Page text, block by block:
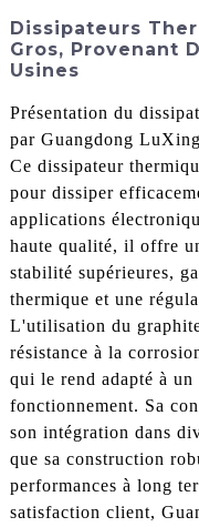
Dissipateurs
Gros, Provenant
Usines
Présentation du
par Guangdong
Ce dissipateur
pour dissiper
applications
haute qualité, il offre
stabilité supérieures,
thermique et une
L'utilisation du
résistance à la
qui le rend adapté à
fonctionnement. Sa
son intégration dans
que sa construction
performances à long
satisfaction client,